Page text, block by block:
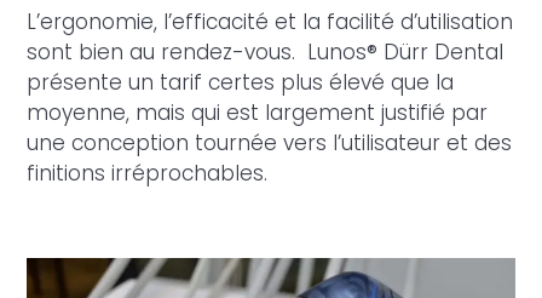
L’ergonomie, l’efficacité et la facilité d’utilisation
sont bien au rendez-vous. Lunos® Dürr Dental
présente un tarif certes plus élevé que la
moyenne, mais qui est largement justifié par
une conception tournée vers l’utilisateur et des
finitions irréprochables.